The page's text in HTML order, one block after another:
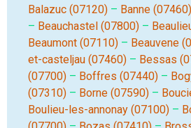
Balazuc (07120) – Banne (07460)
– Beauchastel (07800) –
Beaumont (07110) – Beauvene
et-casteljau (07460) – Bessas
(07700) – Boffres (07440) –
(07310) – Borne (07590) –
Boulieu-les-annonay (07100) –